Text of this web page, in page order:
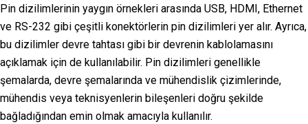
Pin dizilimlerinin yaygın örnekleri arasında USB, HDMI, Ethernet
ve RS-232 gibi çeşitli konektörlerin pin dizilimleri yer alır. Ayrıca,
bu dizilimler devre tahtası gibi bir devrenin kablolamasını
açıklamak için de kullanılabilir. Pin dizilimleri genellikle
şemalarda, devre şemalarında ve mühendislik çizimlerinde,
mühendis veya teknisyenlerin bileşenleri doğru şekilde
bağladığından emin olmak amacıyla kullanılır.